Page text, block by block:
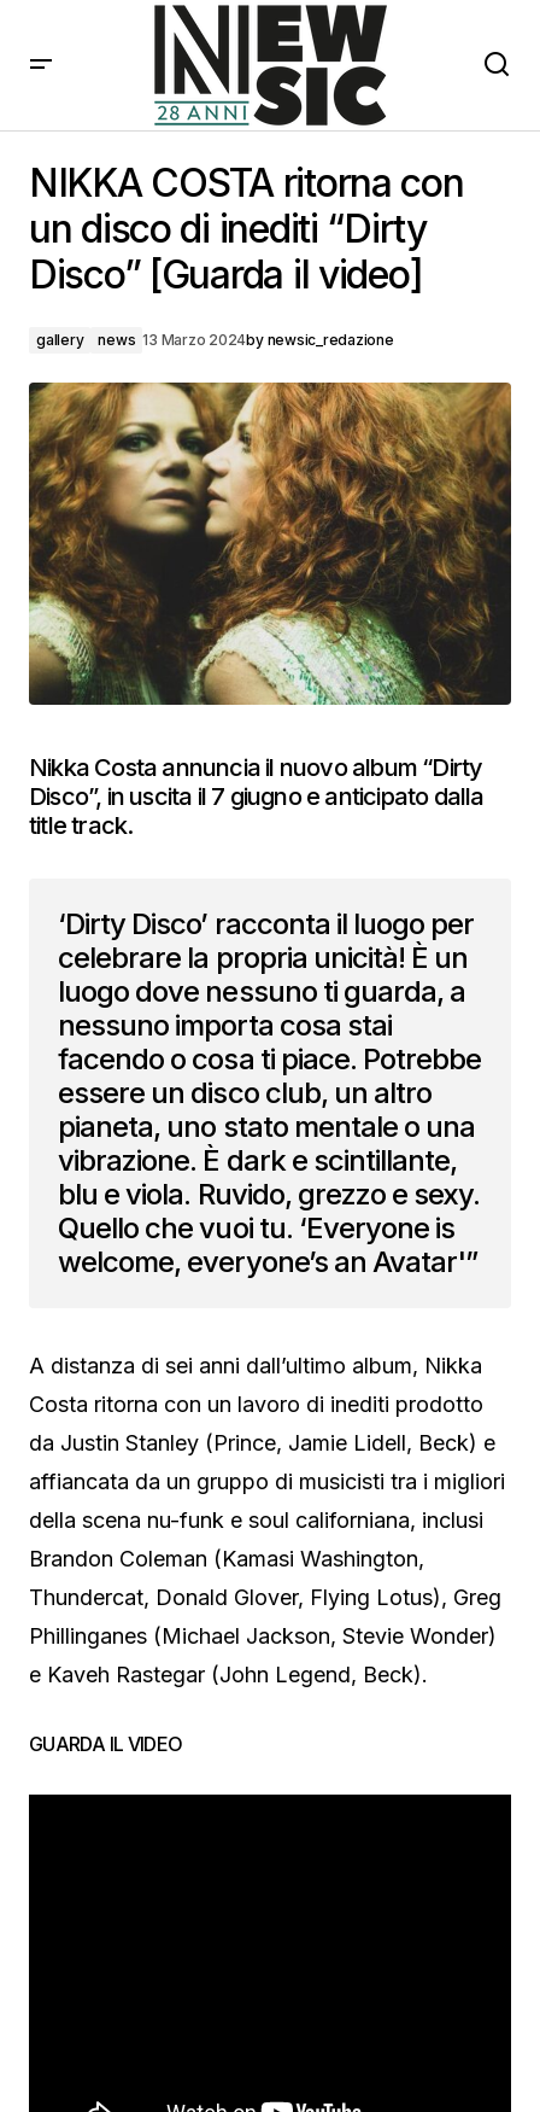
Disco” [Guarda il video]
NIKKA COSTA ritorna con
un disco di inediti “Dirty
Disco” [Guarda il video]
gallery news 13 Marzo 2024by newsic_redazione
Nikka Costa annuncia il nuovo album “Dirty
Disco”, in uscita il 7 giugno e anticipato dalla
title track.
‘Dirty Disco’ racconta il luogo per
celebrare la propria unicità! È un
luogo dove nessuno ti guarda, a
nessuno importa cosa stai
facendo o cosa ti piace. Potrebbe
essere un disco club, un altro
pianeta, uno stato mentale o una
vibrazione. È dark e scintillante,
blu e viola. Ruvido, grezzo e sexy.
Quello che vuoi tu. ‘Everyone is
welcome, everyone’s an Avatar'”
A distanza di sei anni dall’ultimo album, Nikka
Costa ritorna con un lavoro di inediti prodotto
da Justin Stanley (Prince, Jamie Lidell, Beck) e
affiancata da un gruppo di musicisti tra i migliori
della scena nu-funk e soul californiana, inclusi
Brandon Coleman (Kamasi Washington,
Thundercat, Donald Glover, Flying Lotus), Greg
Phillinganes (Michael Jackson, Stevie Wonder)
e Kaveh Rastegar (John Legend, Beck).
GUARDA IL VIDEO